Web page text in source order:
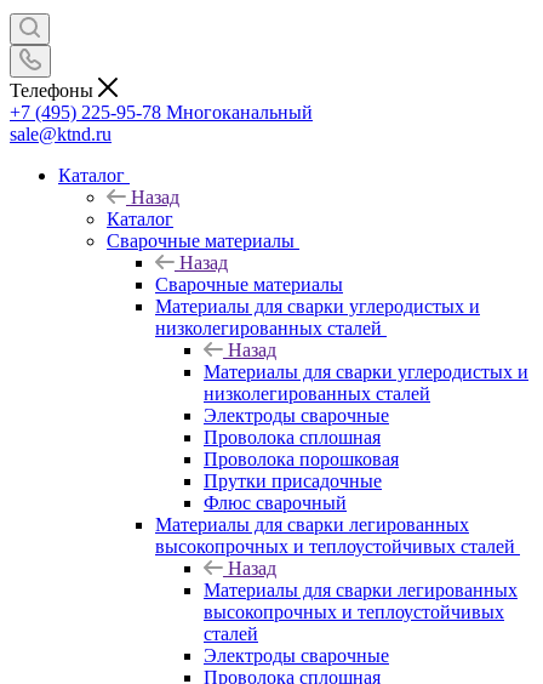
Телефоны
+7 (495) 225-95-78 Многоканальный
sale@ktnd.ru
Каталог
Назад
Каталог
Сварочные материалы
Назад
Сварочные материалы
Материалы для сварки углеродистых и
низколегированных сталей
Назад
Материалы для сварки углеродистых и
низколегированных сталей
Электроды сварочные
Проволока сплошная
Проволока порошковая
Прутки присадочные
Флюс сварочный
Материалы для сварки легированных
высокопрочных и теплоустойчивых сталей
Назад
Материалы для сварки легированных
высокопрочных и теплоустойчивых
сталей
Электроды сварочные
Проволока сплошная